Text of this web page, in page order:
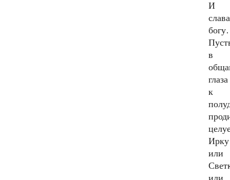
И
слава
в
глаза
к
Ирку
или
или